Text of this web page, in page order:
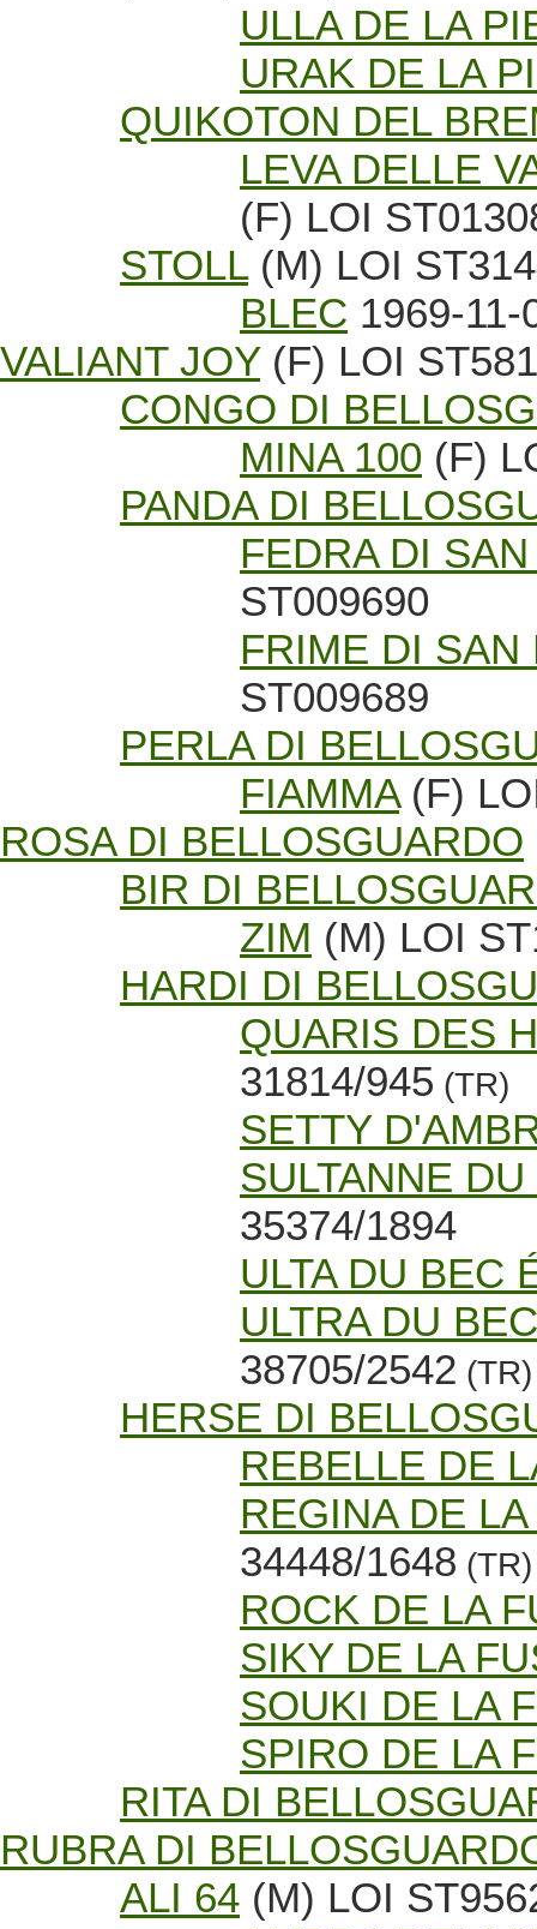
ULLA DE LA
URAK DE LA
QUIKOTON DEL
LEVA DELLE
(F) LOI
STOLL(M) LOI
BLEC 1969-
VALIANT JOY(F) LOI
CONGO DI
MINA 100 (F)
PANDA DI
FEDRA DI
ST009690
FRIME DI SAN
ST009689
PERLA DI
FIAMMA(F)
ROSA DI BELLOSGUARDO
BIR DI
ZIM (M) LOI
HARDI DI
QUARIS DES
31814/945 (TR)
SETTY
SULTANNE
35374/1894
ULTA DU BEC
ULTRA DU
38705/2542 (TR)
HERSE DI
REBELLE DE
REGINA DE
34448/1648 (TR)
ROCK DE LA
SIKY DE LA
SOUKI DE LA
SPIRO DE LA
RITA DI
RUBRA DI
ALI 64 (M) LOI